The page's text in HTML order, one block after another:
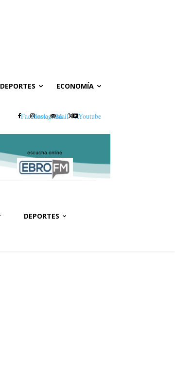
DEPORTES ECONOMÍA
FacebookInstagramMail XYoutube
escucha online
DEPORTES